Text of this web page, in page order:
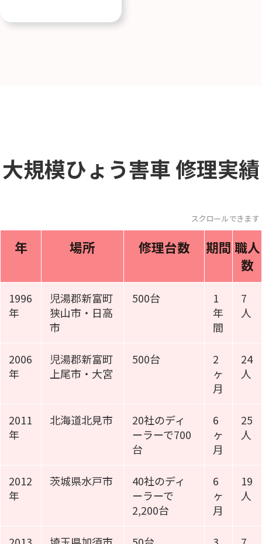
大規模ひょう害車修理実績
スクロールできます
年 場所 修理台数 期間 職人
数
1996
年
児湯郡新富町
狭山市・日高
市
500台
1
年
間
7
人
2006
年
児湯郡新富町
上尾市・大宮
500台
2
ヶ
月
24
人
2011
年
北海道北見市
20社のディ
ーラーで700
台
6
ヶ
月
25
人
2012
年
茨城県水戸市
40社のディ
ーラーで
2,200台
6
ヶ
月
19
人